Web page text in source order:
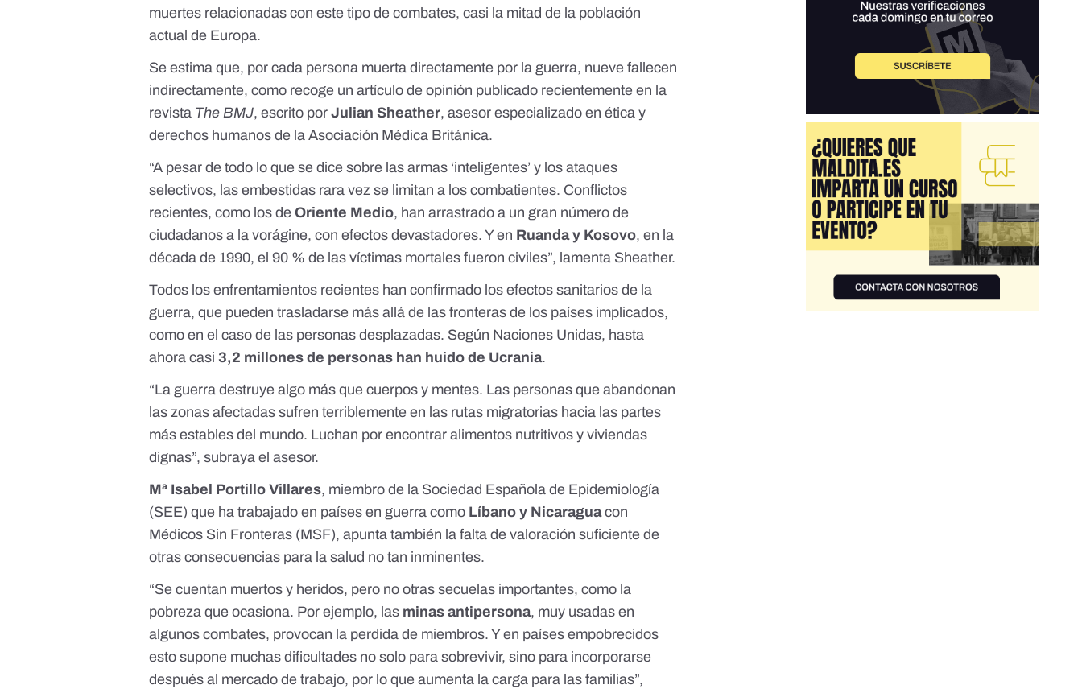
muertes relacionadas con este tipo de combates, casi la mitad de la población
actual de Europa.
Se estima que, por cada persona muerta directamente por la guerra, nueve fallecen
indirectamente, como recoge unartículo de opinión publicado recientemente en la
revista The BMJ, escrito porJulian Sheather, asesor especializado en ética y
derechos humanos de laAsociación Médica Británica.
“A pesar de todo lo que se dice sobre las armas ‘inteligentes’ y los ataques
selectivos, las embestidas rara vez se limitan a los combatientes. Conflictos
recientes, como los deOriente Medio, han arrastrado a un gran número de
ciudadanos a la vorágine, con efectos devastadores. Y en Ruanda y Kosovo, en la
década de 1990, el 90 % de las víctimas mortales fueron civiles”, lamenta Sheather.
Todos los enfrentamientos recientes han confirmado los efectos sanitarios de la
guerra, que pueden trasladarse más allá de las fronteras de los países implicados,
como en el caso de las personas desplazadas. Según Naciones Unidas, hasta
ahora casi3,2 millones de personas han huido de Ucrania.
“La guerra destruye algo más que cuerpos y mentes. Las personas que abandonan
las zonas afectadas sufren terriblemente en las rutas migratorias hacia las partes
más estables del mundo. Luchan por encontrar alimentos nutritivos y viviendas
dignas”, subraya el asesor.
Mª Isabel Portillo Villares, miembro de la Sociedad Española de Epidemiología
(SEE) que ha trabajado en países en guerra como Líbano y Nicaraguacon
Médicos Sin Fronteras (MSF), apunta también la falta de valoración suficiente de
otrasconsecuencias para la salud no tan inminentes.
“Se cuentan muertos y heridos, pero no otras secuelas importantes, como la
pobreza que ocasiona. Por ejemplo, las minas antipersona, muy usadas en
algunos combates, provocan la perdida de miembros. Y en países empobrecidos
esto supone muchas dificultades no solo para sobrevivir, sino para incorporarse
después al mercado de trabajo, por lo que aumenta la carga para las familias”,